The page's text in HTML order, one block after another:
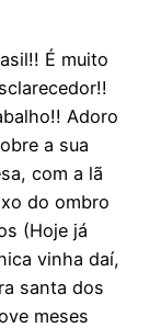
É muito
Adoro
a sua
com a lã
do ombro
(Hoje já
vinha daí,
santa dos
meses